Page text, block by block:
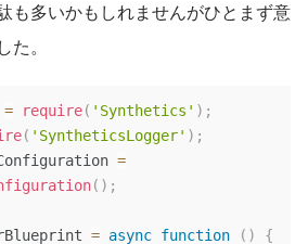
も多いかもしれませんがひとまず意
。
= require( 'Synthetics' ) ;
( 'SyntheticsLogger' ) ;
=
( ) ;
= async function ( ) {